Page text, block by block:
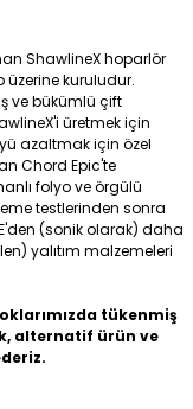
ShawlineX hoparlör
üzerine kuruludur.
ve bükümlü çift
üretmek için
azaltmak için özel
Chord Epic'te
folyo ve örgülü
testlerinden sonra
(sonik olarak) daha
yalıtım malzemeleri
tükenmiş
alternatif ürün ve